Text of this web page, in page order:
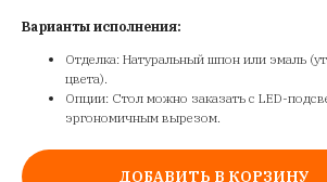
Варианты исполнения:
Отделка: Натуральный шпон или эмаль
цвета).
Опции: Стол можно заказать с LED-
эргономичным вырезом.
ДОБАВИТЬ В КОРЗИНУ